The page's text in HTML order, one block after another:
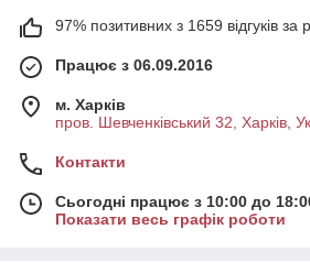
97% позитивних з 1659 відгуків за
Працює з 06.09.2016
м. Харків
пров. Шевченківський 32, Харків,
Контакти
Сьогодні працює з 10:00 до
Показати весь графік роботи